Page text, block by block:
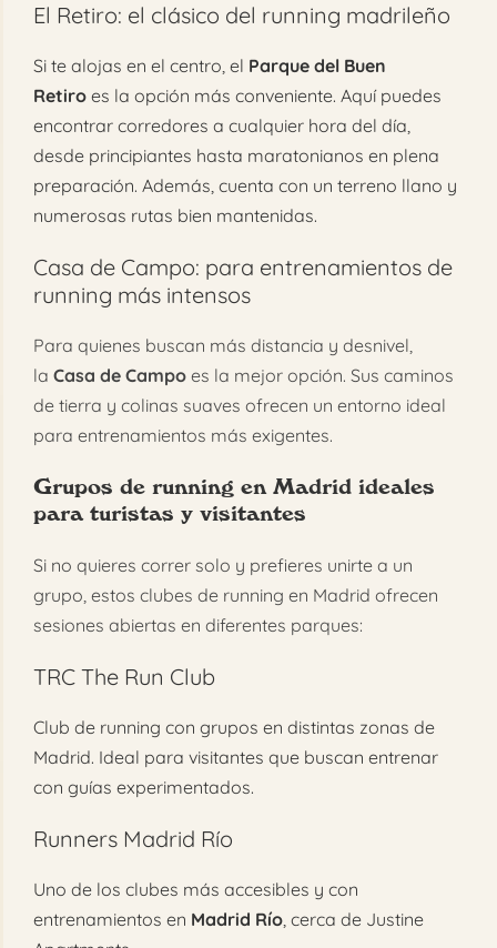
El Retiro: el clásico del running madrileño
Si te alojas en el centro, el Parque del Buen
Retiroes la opción más conveniente. Aquí puedes
encontrar corredores a cualquier hora del día,
desde principiantes hasta maratonianos en plena
preparación. Además, cuenta con un terreno llano y
numerosas rutas bien mantenidas.
Casa de Campo: para entrenamientos de
running más intensos
Para quienes buscan más distancia y desnivel,
la Casa de Campoes la mejor opción. Sus caminos
de tierra y colinas suaves ofrecen un entorno ideal
para entrenamientos más exigentes.
Grupos de running en Madrid ideales
para turistas y visitantes
Si no quieres correr solo y prefieres unirte a un
grupo, estos clubes de running en Madrid ofrecen
sesiones abiertas en diferentes parques:
TRC The Run Club
Club de running con grupos en distintas zonas de
Madrid. Ideal para visitantes que buscan entrenar
con guías experimentados.
Runners Madrid Río
Uno de los clubes más accesibles y con
entrenamientos en Madrid Río, cerca de Justine